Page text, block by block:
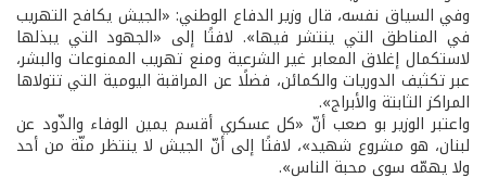
وفي السياق نفسه، قال وزير الدفاع الوطني: «الجيش يكافح التهريب
في المناطق التي ينتشر فيها». لافتًا إلى «الجهود التي يبذلها
لاستكمال إغلاق المعابر غير الشرعية ومنع تهريب الممنوعات والبشر،
عبر تكثيف الدوريات والكمائن، فضلًا عن المراقبة اليومية التي تتولاها
المراكز الثابتة والأبراج».
واعتبر الوزير بو صعب أنّ «كل عسكري أقسم يمين الوفاء والذّود عن
لبنان، هو مشروع شهيد»، لافتًا إلى أنّ الجيش لا ينتظر منّة من أحد
ولا يهمّه سوى محبة الناس».